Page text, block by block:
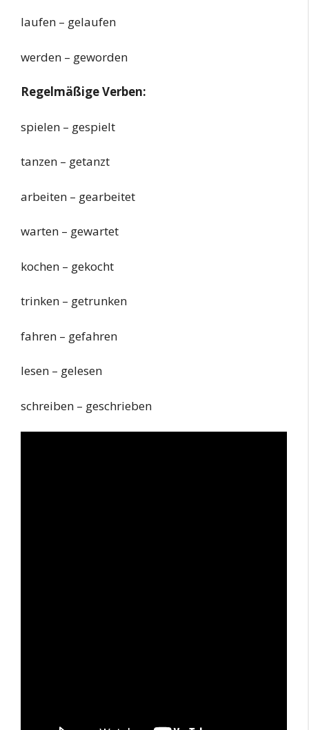
laufen – gelaufen
werden – geworden
Regelmäßige Verben:
spielen – gespielt
tanzen – getanzt
arbeiten – gearbeitet
warten – gewartet
kochen – gekocht
trinken – getrunken
fahren – gefahren
lesen – gelesen
schreiben – geschrieben